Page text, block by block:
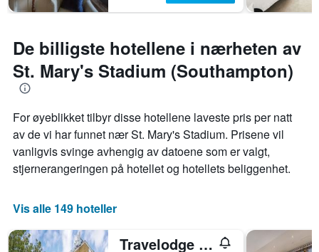
De billigste hotellene i nærheten av
St. Mary's Stadium (Southampton)
For øyeblikket tilbyr disse hotellene laveste pris per natt
av de vi har funnet nær St. Mary's Stadium. Prisene vil
vanligvis svinge avhengig av datoene som er valgt,
stjernerangeringen på hotellet og hotellets beliggenhet.
Vis alle 149 hoteller
Travelodge Southampton